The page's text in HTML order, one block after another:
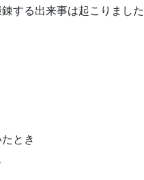
する出来事は起こりまし
とき